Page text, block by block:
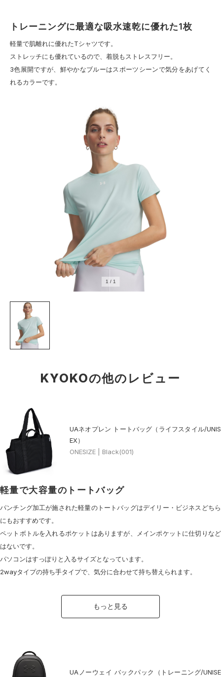
トレーニングに最適な吸水速乾に優れた1枚
軽量で肌離れに優れたTシャツです。
ストレッチにも優れているので、着脱もストレスフリー。
3色展開ですが、鮮やかなブルーはスポーツシーンで気分をあげてく
れるカラーです。
1 / 1
KYOKOの他のレビュー
UAネオプレン トートバッグ（ライフスタイル/UNIS
EX）
ONESIZE | Black(001)
軽量で大容量のトートバッグ
パンチング加工が施された軽量のトートバッグはデイリー・ビジネスどちら
にもおすすめです。
ペットボトルを入れるポケットはありますが、メインポケットに仕切りなど
はないです。
パソコンはすっぽりと入るサイズとなっています。
2wayタイプの持ち手タイプで、気分に合わせて持ち替えられます。
もっと見る
UAノーウェイ バックパック（トレーニング/UNISE